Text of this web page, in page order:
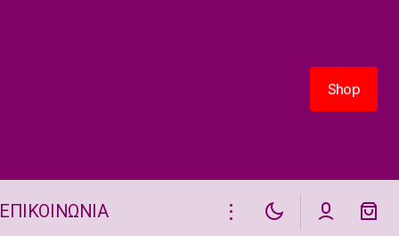
Shop
Shop
ΕΠΙΚΟΙΝΩΝΙΑ